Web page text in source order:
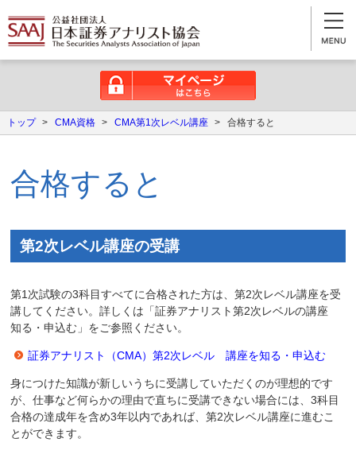
トップ > CMA資格 > CMA第1次レベル講座 > 合格すると
合格すると
第2次レベル講座の受講
第1次試験の3科目すべてに合格された方は、第2次レベル講座を受
講してください。詳しくは「証券アナリスト第2次レベルの講座
知る・申込む」をご参照ください。
証券アナリスト（CMA）第2次レベル 講座を知る・申込む
身につけた知識が新しいうちに受講していただくのが理想的です
が、仕事など何らかの理由で直ちに受講できない場合には、3科目
合格の達成年を含め3年以内であれば、第2次レベル講座に進むこ
とができます。